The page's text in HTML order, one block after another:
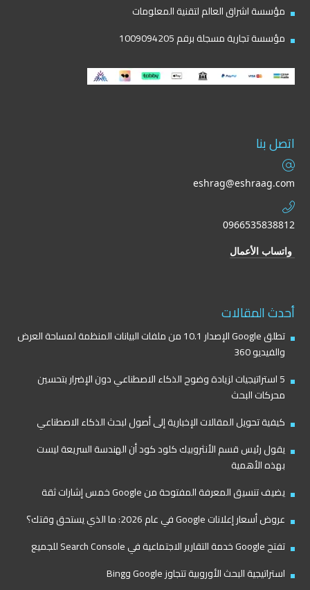
مؤسسة اشراق العالم لتقنية المعلومات
مؤسسة تجارية مسجلة برقم 1009094205
اتصل بنا
eshrag@eshraag.com
0966535838812
واتساب الأعمال
أحدث المقالات
تطلق Google الإصدار 10.1 من ملفات البيانات المنظمة لمساحة العرض
والفيديو 360
5 استراتيجيات لزيادة وضوح الذكاء الاصطناعي دون الإضرار بتحسين
محركات البحث
كيفية تحويل المقالات الإخبارية إلى أصول لبحث الذكاء الاصطناعي
يقول رئيس قسم الأنثروبيك كلود كود أن الهندسة السريعة ليست
بهذه الأهمية
يضيف تنسيق المعرفة المفتوحة من Google خمس إشارات ثقة
عروض أسعار إعلانات Google في عام 2026: ما الذي يستحق وقتك؟
تفتح Google خدمة التقارير الاجتماعية في Search Console للجميع
استراتيجية البحث الأوروبية تتجاوز Google وBing